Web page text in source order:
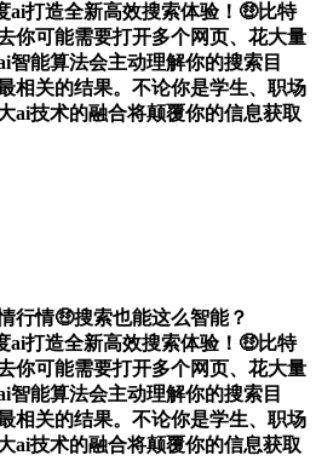
ai打造全新高效搜索体验！🤑比特
你可能需要打开多个网页、花大量
智能算法会主动理解你的搜索目
相关的结果。不论你是学生、职场
ai技术的融合将颠覆你的信息获取
行情🤑搜索也能这么智能？
ai打造全新高效搜索体验！🤑比特
你可能需要打开多个网页、花大量
智能算法会主动理解你的搜索目
相关的结果。不论你是学生、职场
ai技术的融合将颠覆你的信息获取